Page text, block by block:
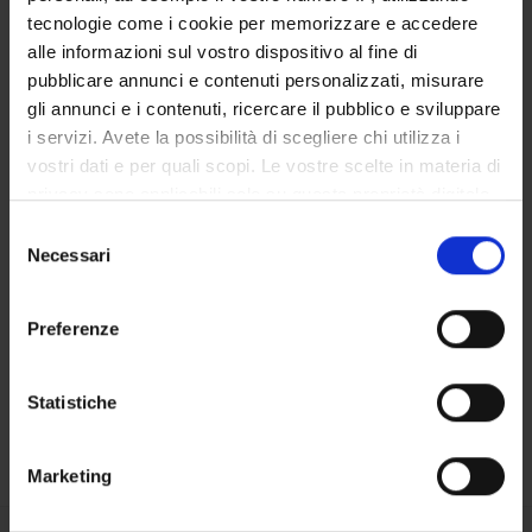
tecnologie come i cookie per memorizzare e accedere
alle informazioni sul vostro dispositivo al fine di
pubblicare annunci e contenuti personalizzati, misurare
gli annunci e i contenuti, ricercare il pubblico e sviluppare
i servizi. Avete la possibilità di scegliere chi utilizza i
vostri dati e per quali scopi. Le vostre scelte in materia di
modificare o revocare il proprio consenso in qualsiasi
momento dalla Dichiarazione sui cookie o facendo clic
raccogliere informazioni sulla tua posizione
geografica, con un'approssimazione di qualche
Identificare il tuo dispositivo, scansionandolo
delNecessari
Preferenze
Statistiche
Marketing
Docenti
OFFERTA FORMATIVA
CORSI DI STUDIO
DOTTORATI DI RICERCA E FORMAZIONE SUPERIORE
Contatti
Luoghi